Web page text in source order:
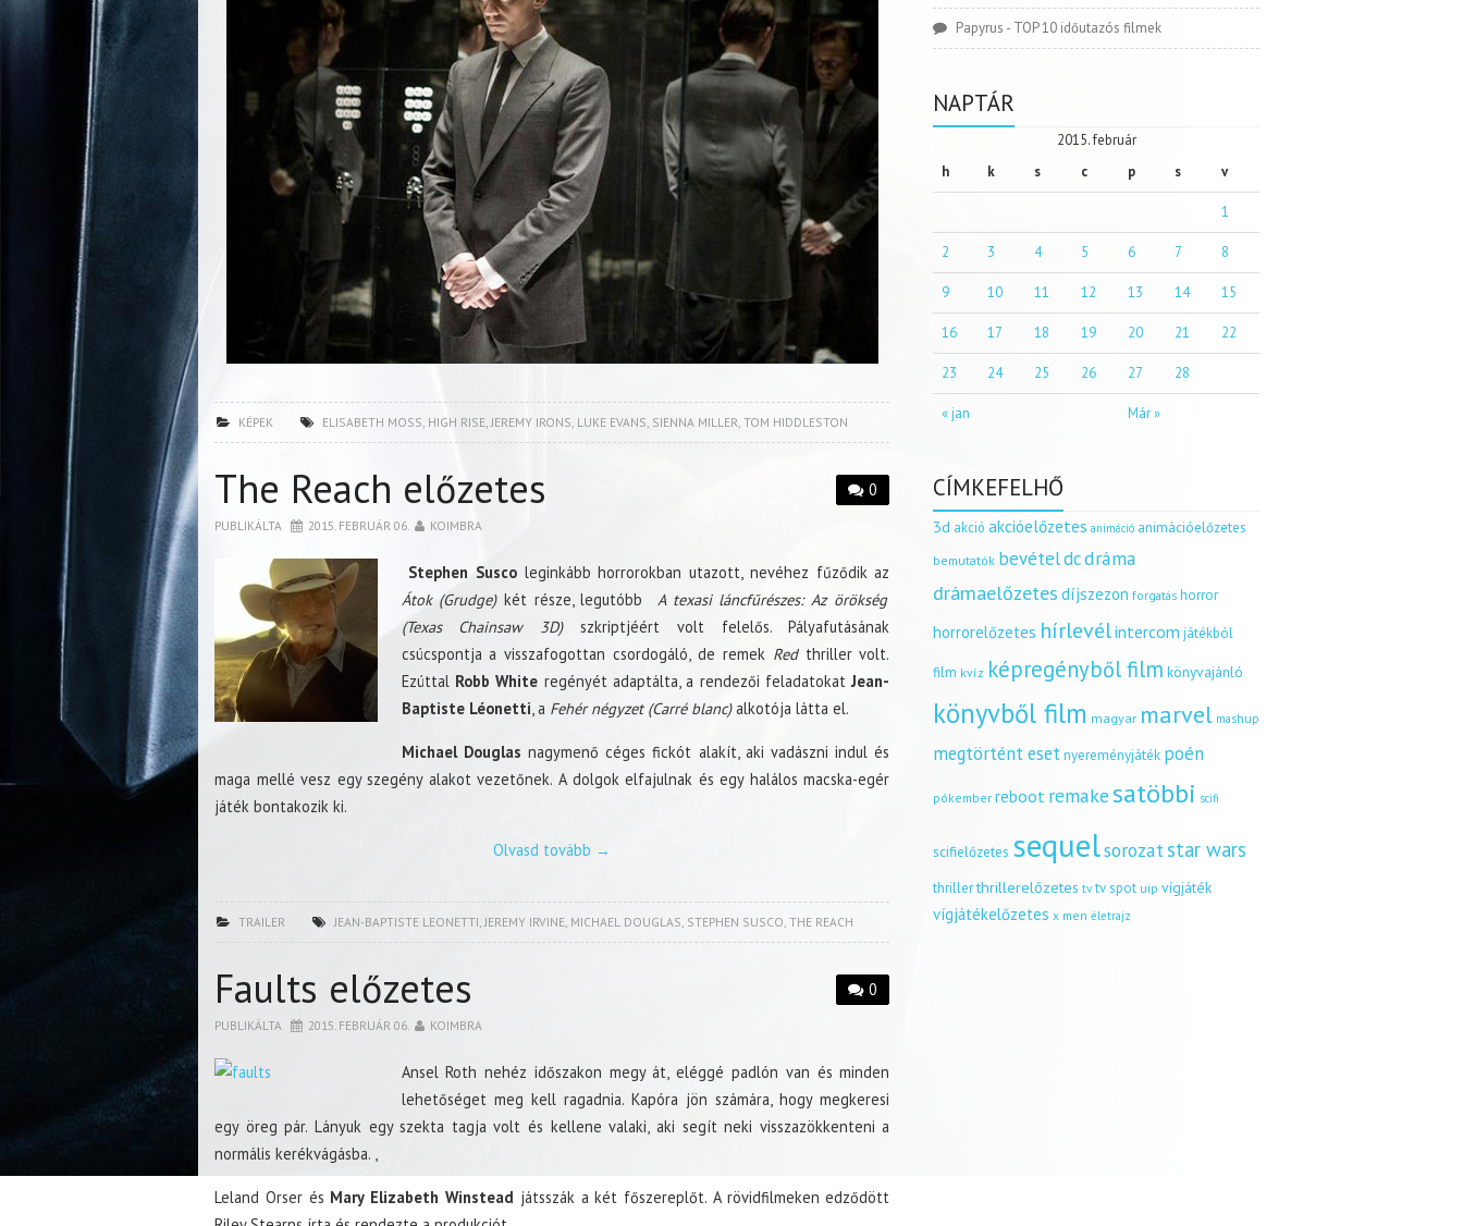
KÉPEK ELISABETH MOSS HIGH RISE, JEREMY IRONS LUKE EVANS SIENNA MILLER TOM HIDDLESTON
0
The Reach előzetes
PUBLIKÁLTA 2015. FEBRUÁR 06. KOIMBRA
Stephen Susco leginkább horrorokban utazott, nevéhez fűződik az
Átok (Grudge)két része, legutóbb
A texasi láncfűrészes: Az örökség
(Texas Chainsaw 3D)szkriptjéért volt felelős. Pályafutásának
csúcspontja a visszafogottan csordogáló, de remek Redthriller volt.
Ezúttal Robb White regényét adaptálta, a rendezői feladatokatJean-
Baptiste Léonetti , a Fehér négyzet (Carré blanc)alkotója látta el.
Michael Douglas nagymenő céges fickót alakít, aki vadászni indul és
maga mellé vesz egy szegény alakot vezetőnek. A dolgok elfajulnak és egy halálos macska-egér
játék bontakozik ki.
Olvasd tovább →
TRAILER JEAN-BAPTISTE LEONETTI JEREMY IRVINE, MICHAEL DOUGLAS STEPHEN SUSCO THE REACH
0
Faults előzetes
PUBLIKÁLTA 2015. FEBRUÁR 06. KOIMBRA
Ansel Roth nehéz időszakon megy át, eléggé padlón van és minden
lehetőséget meg kell ragadnia. Kapóra jön számára, hogy megkeresi
egy öreg pár. Lányuk egy szekta tagja volt és kellene valaki, aki segít neki visszazökkenteni a
normális kerékvágásba. ,
Leland Orser és Mary Elizabeth Winstead játsszák a két főszereplőt. A rövidfilmeken edződött
Papyrus - TOP 10 időutazós filmek
NAPTÁR
2015. február
h
k s c p s v
« jan Már »
1
2 3 4 5 6 7 8
9 10 11 12 13 14 15
16 17 18 19 20 21 22
23 24 25 26 27 28
CÍMKEFELHŐ
3d akció akcióelőzetes animáció animációelőzetes
bemutatók bevételdcdráma
drámaelőzetes díjszezon forgatás horror
horrorelőzetes hírlevélintercom játékból
film kvíz képregényből film könyvajánló
könyvből film magyar marvel mashup
megtörtént esetnyereményjáték poén
pókember reboot remakesatöbbi scifi
scifielőzetes sequelsorozatstar wars
thrillerthrillerelőzetes tv tv spot uip vígjáték
vígjátékelőzetes x men életrajz